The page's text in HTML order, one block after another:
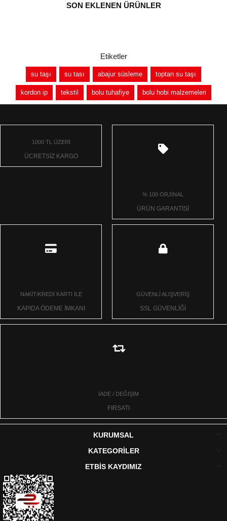
SON EKLENEN ÜRÜNLER
Etiketler
su taşı su tası abajur süsleme toptan su taşı
kordon ip tekstil bolu tuhafiye bolu hobi malzemeleri
1000 TL ÜZERİ
ÜCRETSİZ KARGO
% 100 ORJİNAL
ÜRÜN GARANTİSİ
NAKİT/KREDİ KARTI İLE
KAPIDA ÖDEME İMKANI
GÜVENLİ ALIŞVERİŞ
SSL GÜVENLİĞİ
İADE / DEĞİŞİM
FIRSATI
KURUMSAL
KATEGORİLER
ETBİS KAYDIMIZ